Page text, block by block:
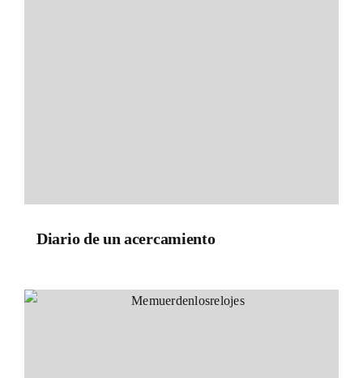
Diario de un acercamiento